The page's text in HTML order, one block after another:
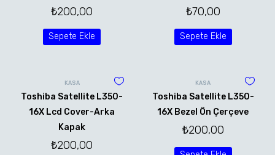
₺200,00
Sepete Ekle
₺70,00
Sepete Ekle
KASA
Toshiba Satellite L350-
16X Lcd Cover-Arka
Kapak
₺200,00
KASA
Toshiba Satellite L350-
16X Bezel Ön Çerçeve
₺200,00